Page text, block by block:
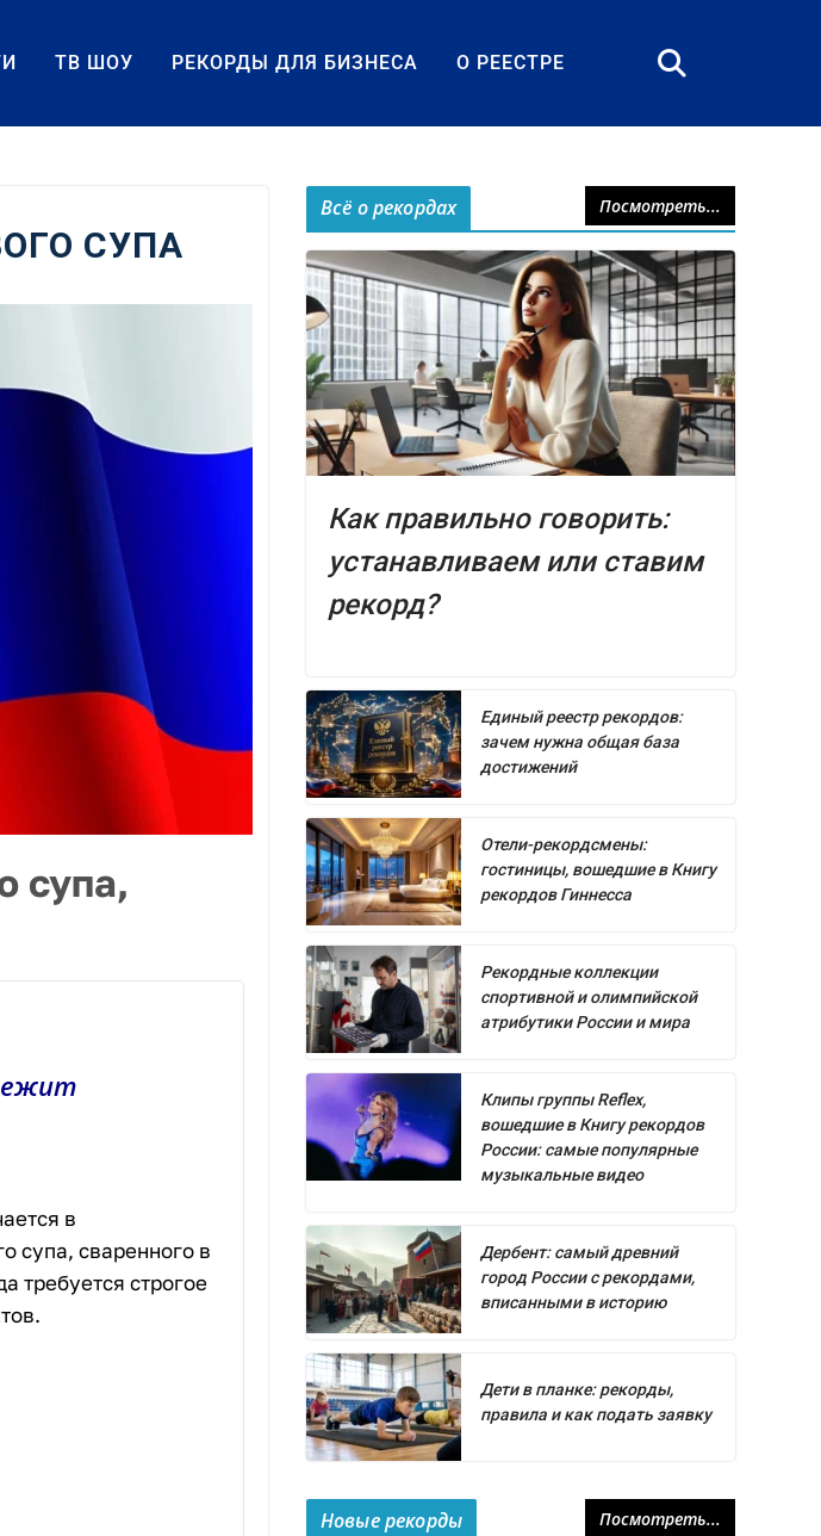
ТВ ШОУ РЕКОРДЫ ДЛЯ БИЗНЕСА О РЕЕСТРЕ
СУПА
супа,
в
супа, сваренного в
требуется строгое
Всё о рекордах Посмотреть...
Как правильно говорить:
устанавливаем или ставим
рекорд?
Единый реестр рекордов:
зачем нужна общая база
достижений
Отели-рекордсмены:
гостиницы, вошедшие в Книгу
рекордов Гиннесса
Рекордные коллекции
спортивной и олимпийской
атрибутики России и мира
Клипы группы Reflex,
вошедшие в Книгу рекордов
России: самые популярные
музыкальные видео
Дербент: самый древний
город России с рекордами,
вписанными в историю
Дети в планке: рекорды,
правила и как подать заявку
Новые рекорды Посмотреть...